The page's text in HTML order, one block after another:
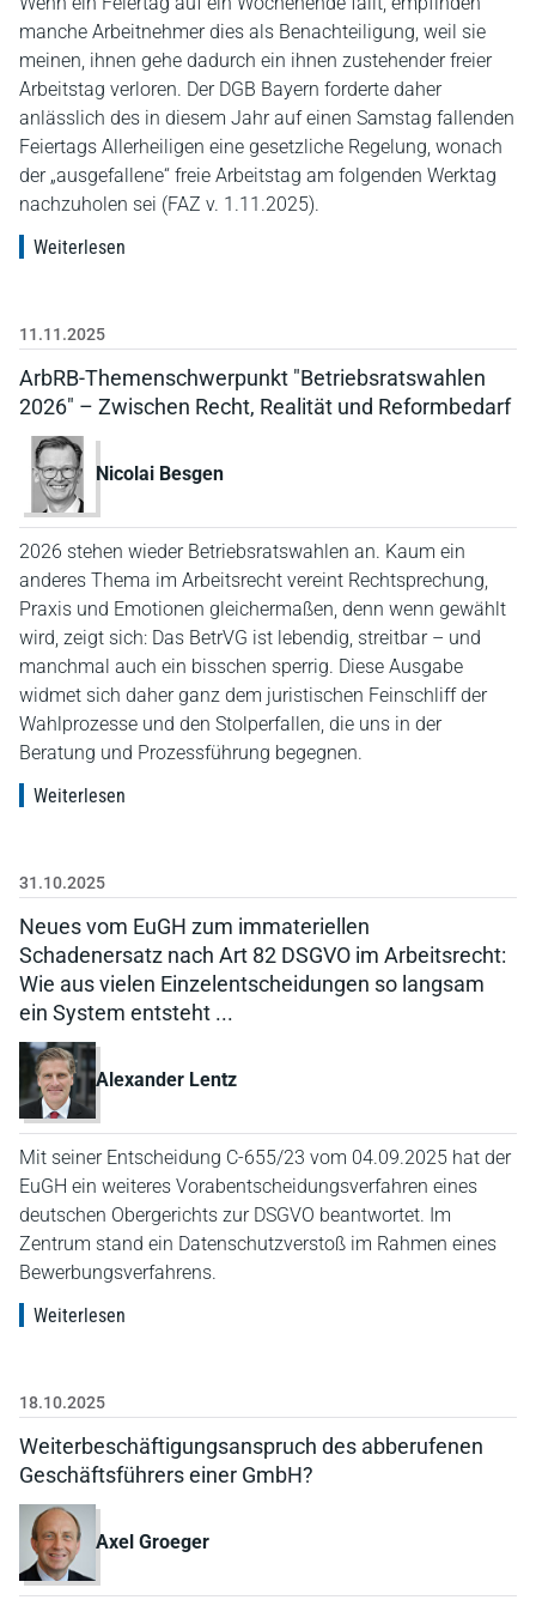
manche Arbeitnehmer dies als Benachteiligung, weil sie
meinen, ihnen gehe dadurch ein ihnen zustehender freier
Arbeitstag verloren. Der DGB Bayern forderte daher
anlässlich des in diesem Jahr auf einen Samstag fallenden
Feiertags Allerheiligen eine gesetzliche Regelung, wonach
der „ausgefallene“ freie Arbeitstag am folgenden Werktag
nachzuholen sei (FAZ v. 1.11.2025).
Weiterlesen
11.11.2025
ArbRB-Themenschwerpunkt "Betriebsratswahlen
2026" – Zwischen Recht, Realität und Reformbedarf
Nicolai Besgen
2026 stehen wieder Betriebsratswahlen an. Kaum ein
anderes Thema im Arbeitsrecht vereint Rechtsprechung,
Praxis und Emotionen gleichermaßen, denn wenn gewählt
wird, zeigt sich: Das BetrVG ist lebendig, streitbar – und
manchmal auch ein bisschen sperrig. Diese Ausgabe
widmet sich daher ganz dem juristischen Feinschliff der
Wahlprozesse und den Stolperfallen, die uns in der
Beratung und Prozessführung begegnen.
Weiterlesen
31.10.2025
Neues vom EuGH zum immateriellen
Schadenersatz nach Art 82 DSGVO im Arbeitsrecht:
Wie aus vielen Einzelentscheidungen so langsam
ein System entsteht ...
Alexander Lentz
Mit seiner Entscheidung C-655/23 vom 04.09.2025 hat der
EuGH ein weiteres Vorabentscheidungsverfahren eines
deutschen Obergerichts zur DSGVO beantwortet. Im
Zentrum stand ein Datenschutzverstoß im Rahmen eines
Bewerbungsverfahrens.
Weiterlesen
18.10.2025
Weiterbeschäftigungsanspruch des abberufenen
Geschäftsführers einer GmbH?
Axel Groeger